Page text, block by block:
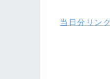
当日分リンク